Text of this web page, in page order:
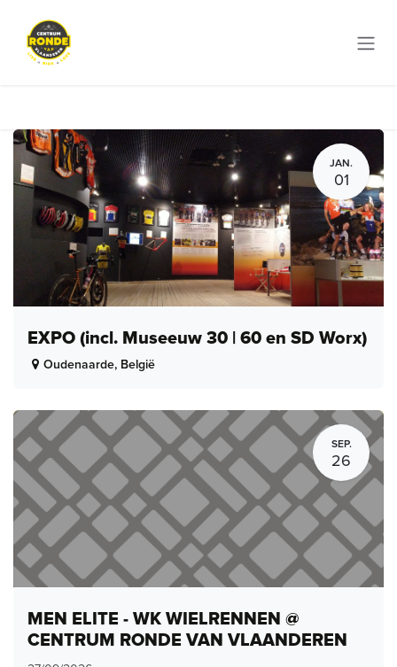
JAN.
01
EXPO (incl. Museeuw 30 | 60 en SD Worx)
Oudenaarde, België
SEP.
26
MEN ELITE - WK WIELRENNEN @
CENTRUM RONDE VAN VLAANDEREN